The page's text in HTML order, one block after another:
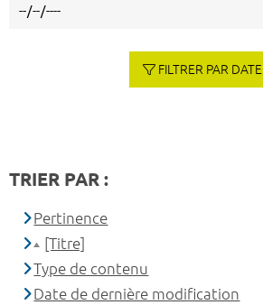
FILTRER PAR DATE
TRIER PAR :
Pertinence
[Titre]
Type de contenu
Date de dernière modification